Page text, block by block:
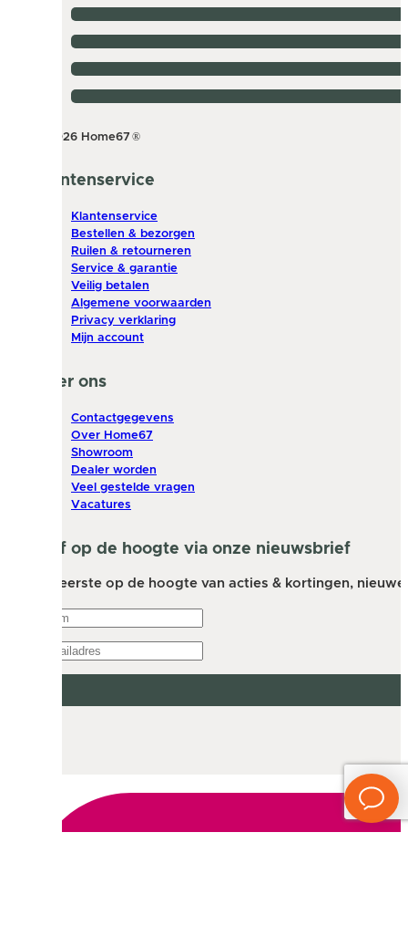
© 2026 Home67 ®
Klantenservice
Klantenservice
Bestellen & bezorgen
Ruilen & retourneren
Service & garantie
Veilig betalen
Algemene voorwaarden
Privacy verklaring
Mijn account
Over ons
Contactgegevens
Over Home67
Showroom
Dealer worden
Veel gestelde vragen
Vacatures
Blijf op de hoogte via onze nieuwsbrief
Als eerste op de hoogte van acties & kortingen,